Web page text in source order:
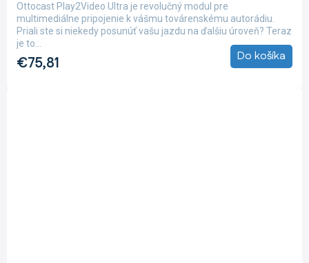
€75,81 Do košíka
Ottocast Play2Video Ultra je revolučný modul pre
multimediálne pripojenie k vášmu továrenskému autorádiu.
Priali ste si niekedy posunúť vašu jazdu na ďalšiu úroveň? Teraz
je to...